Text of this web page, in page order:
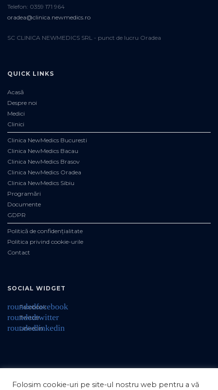
Telefon: 0359 171 964
oradea@clinica.newmedics.ro
SC CLINICA NEWMEDICS SRL - punct de lucru Oradea
QUICK LINKS
Acasă
Despre noi
Medici
Clinici
Clinica NewMedics Bucuresti
Clinica NewMedics Bacau
Clinica NewMedics Brasov
Clinica NewMedics Oradea
Clinica NewMedics Sibiu
Programări
Documente
GDPR
Politică de confidențialitate
Politica privind cookie-urile
Contact
SOCIAL WIDGET
roundedfacebook
Facebook
roundedtwitter
Twitter
roundedlinkedin
Linkedin
Folosim cookie-uri pe site-ul nostru web pentru a vă